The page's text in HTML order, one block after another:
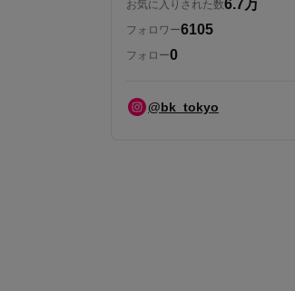
お気に入りされた数6.7万
フォロワー6105
フォロー0
@bk_tokyo